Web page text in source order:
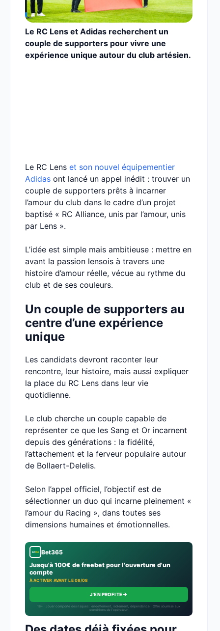
Le RC Lens et Adidas recherchent un
couple de supporters pour vivre une
expérience unique autour du club artésien.
Le RC Lens et son nouvel équipementier
Adidas ont lancé un appel inédit : trouver un
couple de supporters prêts à incarner
l’amour du club dans le cadre d’un projet
baptisé « RC Alliance, unis par l’amour, unis
par Lens ».
L’idée est simple mais ambitieuse : mettre en
avant la passion lensois à travers une
histoire d’amour réelle, vécue au rythme du
club et de ses couleurs.
Un couple de supporters au
centre d’une expérience
unique
Les candidats devront raconter leur
rencontre, leur histoire, mais aussi expliquer
la place du RC Lens dans leur vie
quotidienne.
Le club cherche un couple capable de
représenter ce que les Sang et Or incarnent
depuis des générations : la fidélité,
l’attachement et la ferveur populaire autour
de Bollaert-Delelis.
Selon l’appel officiel, l’objectif est de
sélectionner un duo qui incarne pleinement «
l’amour du Racing », dans toutes ses
dimensions humaines et émotionnelles.
Bet365
Jusqu'à 100€ de freebet pour l'ouverture d'un
compte
À ACTIVER AVANT LE 08/08
J'EN PROFITE→
18+ · Jouer comporte des risques : endettement, isolement, dépendance · Offre soumise aux
conditions de l’opérateur.